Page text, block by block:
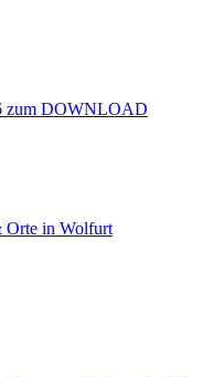
zum DOWNLOAD
Orte in Wolfurt